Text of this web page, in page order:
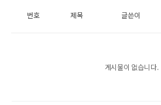
번호 제목 글쓴이
게시물이 없습니다.